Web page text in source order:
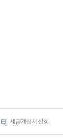
세금계산서 신청